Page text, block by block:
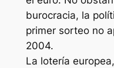
burocracia, la
primer sorteo no
2004.
La lotería